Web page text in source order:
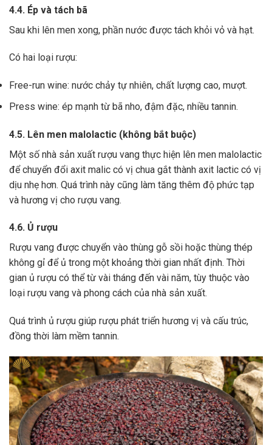
4.4. Ép và tách bã
Sau khi lên men xong, phần nước được tách khỏi vỏ và hạt.
Có hai loại rượu:
Free-run wine: nước chảy tự nhiên, chất lượng cao, mượt.
Press wine: ép mạnh từ bã nho, đậm đặc, nhiều tannin.
4.5. Lên men malolactic (không bắt buộc)
Một số nhà sản xuất rượu vang thực hiện lên men malolactic
để chuyển đổi axit malic có vị chua gắt thành axit lactic có vị
dịu nhẹ hơn. Quá trình này cũng làm tăng thêm độ phức tạp
và hương vị cho rượu vang.
4.6. Ủ rượu
Rượu vang được chuyển vào thùng gỗ sồi hoặc thùng thép
không gỉ để ủ trong một khoảng thời gian nhất định. Thời
gian ủ rượu có thể từ vài tháng đến vài năm, tùy thuộc vào
loại rượu vang và phong cách của nhà sản xuất.
Quá trình ủ rượu giúp rượu phát triển hương vị và cấu trúc,
đồng thời làm mềm tannin.